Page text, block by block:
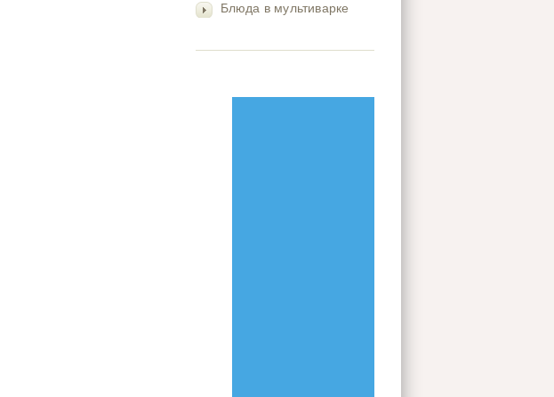
Блюда в мультиварке